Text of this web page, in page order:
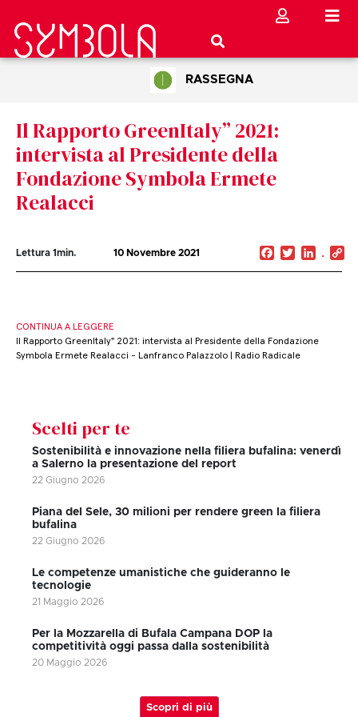
RASSEGNA
Il Rapporto GreenItaly” 2021:
intervista al Presidente della
Fondazione Symbola Ermete
Realacci
Lettura 1min. 10 Novembre 2021 Facebook
Twitter
CONTINUA A LEGGERE
Il Rapporto GreenItaly" 2021: intervista al Presidente della Fondazione
Symbola Ermete Realacci - Lanfranco Palazzolo | Radio Radicale
Scelti per te
Sostenibilità e innovazione nella filiera bufalina: venerdì
a Salerno la presentazione del report
22 Giugno 2026
Piana del Sele, 30 milioni per rendere green la filiera
bufalina
22 Giugno 2026
Le competenze umanistiche che guideranno le
tecnologie
21 Maggio 2026
Per la Mozzarella di Bufala Campana DOP la
competitività oggi passa dalla sostenibilità
20 Maggio 2026
Scopri di più